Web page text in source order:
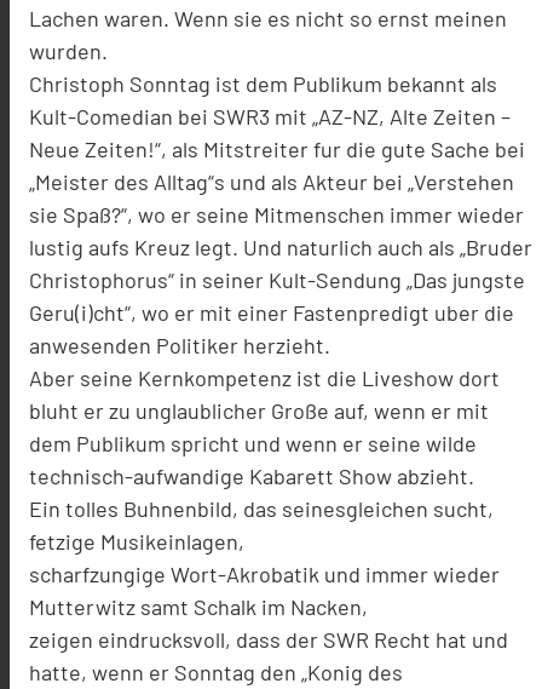
Lachen waren. Wenn sie es nicht so ernst meinen
wurden.
Christoph Sonntag ist dem Publikum bekannt als
Kult-Comedian bei SWR3 mit „AZ-NZ, Alte Zeiten –
Neue Zeiten!“, als Mitstreiter fur die gute Sache bei
„Meister des Alltag“s und als Akteur bei „Verstehen
sie Spaß?“, wo er seine Mitmenschen immer wieder
lustig aufs Kreuz legt. Und naturlich auch als „Bruder
Christophorus“ in seiner Kult-Sendung „Das jungste
Geru(i)cht“, wo er mit einer Fastenpredigt uber die
anwesenden Politiker herzieht.
Aber seine Kernkompetenz ist die Liveshow dort
bluht er zu unglaublicher Große auf, wenn er mit
dem Publikum spricht und wenn er seine wilde
technisch-aufwandige Kabarett Show abzieht.
Ein tolles Buhnenbild, das seinesgleichen sucht,
fetzige Musikeinlagen,
scharfzungige Wort-Akrobatik und immer wieder
Mutterwitz samt Schalk im Nacken,
zeigen eindrucksvoll, dass der SWR Recht hat und
hatte, wenn er Sonntag den „Konig des